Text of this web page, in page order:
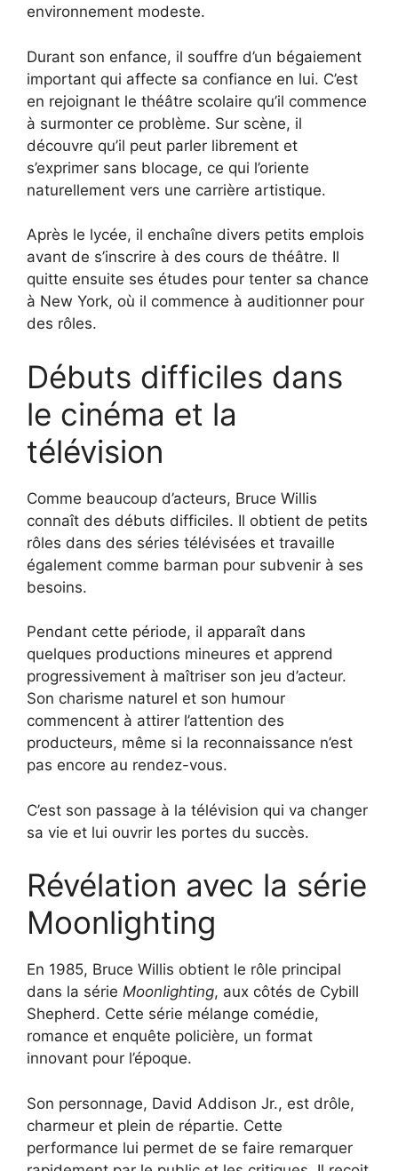
environnement modeste.
Durant son enfance, il souffre d’un bégaiement
important qui affecte sa confiance en lui. C’est
en rejoignant le théâtre scolaire qu’il commence
à surmonter ce problème. Sur scène, il
découvre qu’il peut parler librement et
s’exprimer sans blocage, ce qui l’oriente
naturellement vers une carrière artistique.
Après le lycée, il enchaîne divers petits emplois
avant de s’inscrire à des cours de théâtre. Il
quitte ensuite ses études pour tenter sa chance
à New York, où il commence à auditionner pour
des rôles.
Débuts difficiles dans
le cinéma et la
télévision
Comme beaucoup d’acteurs, Bruce Willis
connaît des débuts difficiles. Il obtient de petits
rôles dans des séries télévisées et travaille
également comme barman pour subvenir à ses
besoins.
Pendant cette période, il apparaît dans
quelques productions mineures et apprend
progressivement à maîtriser son jeu d’acteur.
Son charisme naturel et son humour
commencent à attirer l’attention des
producteurs, même si la reconnaissance n’est
pas encore au rendez-vous.
C’est son passage à la télévision qui va changer
sa vie et lui ouvrir les portes du succès.
Révélation avec la série
Moonlighting
En 1985, Bruce Willis obtient le rôle principal
dans la série Moonlighting, aux côtés de Cybill
Shepherd. Cette série mélange comédie,
romance et enquête policière, un format
innovant pour l’époque.
Son personnage, David Addison Jr., est drôle,
charmeur et plein de répartie. Cette
performance lui permet de se faire remarquer